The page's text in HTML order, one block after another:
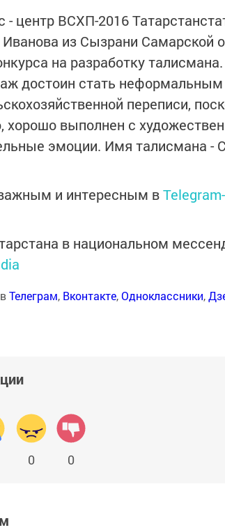
центр ВСХП-2016
из Сызрани Самарской
на разработку
достоин стать
переписи,
хорошо выполнен с
эмоции. Имя талисмана -
и интересным в
в национальном
Телеграм, Вконтакте,Одноклассники,
0 0